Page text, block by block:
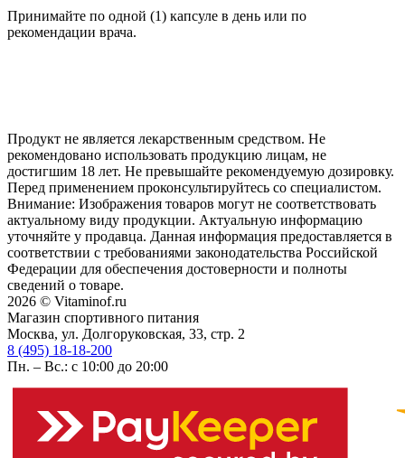
Принимайте по одной (1) капсуле в день или по
рекомендации врача.
Продукт не является лекарственным средством. Не
рекомендовано использовать продукцию лицам, не
достигшим 18 лет. Не превышайте рекомендуемую дозировку.
Перед применением проконсультируйтесь со специалистом.
Внимание: Изображения товаров могут не соответствовать
актуальному виду продукции. Актуальную информацию
уточняйте у продавца. Данная информация предоставляется в
соответствии с требованиями законодательства Российской
Федерации для обеспечения достоверности и полноты
сведений о товаре.
2026 © Vitaminof.ru
Магазин спортивного питания
Москва, ул. Долгоруковская, 33, стр. 2
8 (495) 18-18-200
Пн. – Вс.: с 10:00 до 20:00